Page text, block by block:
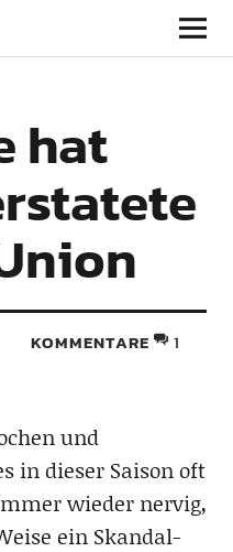
hat
KOMMENTARE 1
und
in dieser Saison oft
wieder nervig,
ein Skandal-